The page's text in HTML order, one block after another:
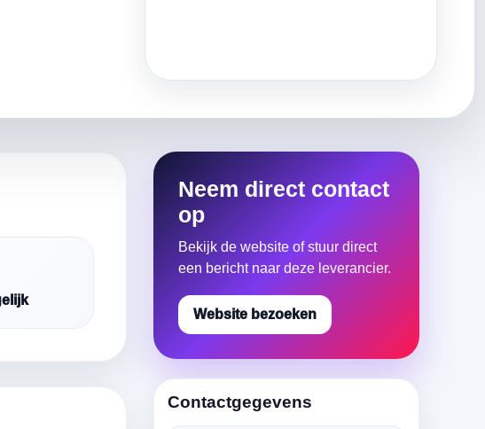
Neem direct contact
op
Bekijk de website of stuur direct
een bericht naar deze leverancier.
Website bezoeken
Contactgegevens